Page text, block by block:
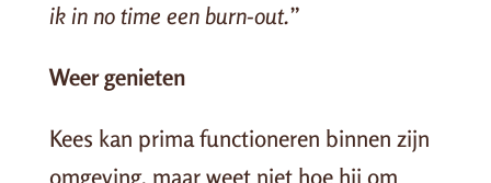
ik in no time een burn-out.”
Weer genieten
Kees kan prima functioneren binnen zijn
omgeving, maar weet niet hoe hij om